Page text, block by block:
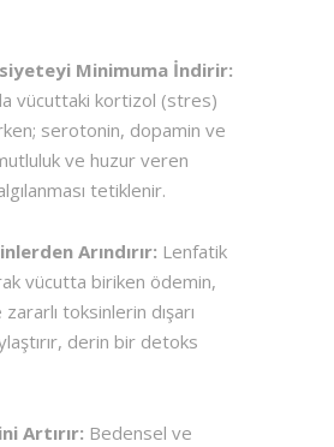
Minimuma İndirir:
vücuttaki kortizol (stres)
serotonin, dopamin ve
ve huzur veren
tetiklenir.
Arındırır: Lenfatik
vücutta biriken ödemin,
toksinlerin dışarı
derin bir detoks
Artırır: Bedensel ve